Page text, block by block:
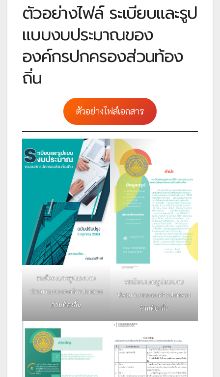
ตัวอย่างไฟล์ ระเบียบและรูป
แบบงบประมาณของ
องค์กรปกครองส่วนท้อง
ถิ่น
ตัวอย่างไฟล์เอกสาร
ระเบียบและรูปแบบงบ
ประมาณขององค์กรปกครอง
ส่วนท้องถิ่น
ระเบียบและรูปแบบงบ
ประมาณขององค์กรปกครอง
ส่วนท้องถิ่น